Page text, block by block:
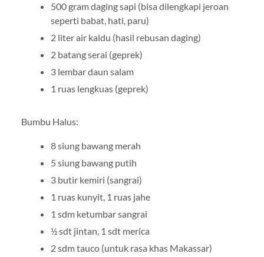
500 gram daging sapi (bisa dilengkapi jeroan
seperti babat, hati, paru)
2 liter air kaldu (hasil rebusan daging)
2 batang serai (geprek)
3 lembar daun salam
1 ruas lengkuas (geprek)
Bumbu Halus:
8 siung bawang merah
5 siung bawang putih
3 butir kemiri (sangrai)
1 ruas kunyit, 1 ruas jahe
1 sdm ketumbar sangrai
½ sdt jintan, 1 sdt merica
2 sdm tauco (untuk rasa khas Makassar)